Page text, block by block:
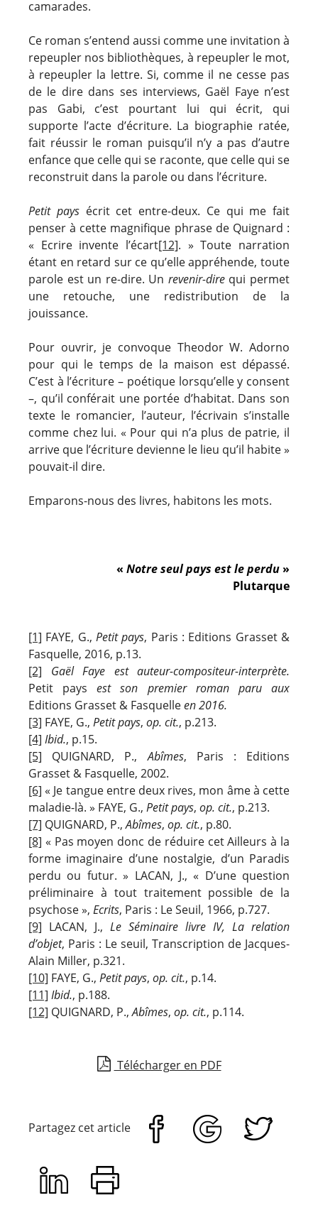
camarades.
Ce roman s’entend aussi comme une invitation à
repeupler nos bibliothèques, à repeupler le mot,
à repeupler la lettre. Si, comme il ne cesse pas
de le dire dans ses interviews, Gaël Faye n’est
pas Gabi, c’est pourtant lui qui écrit, qui
supporte l’acte d’écriture. La biographie ratée,
fait réussir le roman puisqu’il n’y a pas d’autre
enfance que celle qui se raconte, que celle qui se
reconstruit dans la parole ou dans l’écriture.
Petit paysécrit cet entre-deux. Ce qui me fait
penser à cette magnifique phrase de Quignard :
« Ecrire invente l’écart[12]. » Toute narration
étant en retard sur ce qu’elle appréhende, toute
parole est un re-dire. Un revenir-direqui permet
une retouche, une redistribution de la
jouissance.
Pour ouvrir, je convoque Theodor W. Adorno
pour qui le temps de la maison est dépassé.
C’est à l’écriture – poétique lorsqu’elle y consent
–, qu’il conférait une portée d’habitat. Dans son
texte le romancier, l’auteur, l’écrivain s’installe
comme chez lui. « Pour qui n’a plus de patrie, il
arrive que l’écriture devienne le lieu qu’il habite »
pouvait-il dire.
Emparons-nous des livres, habitons les mots.
« Notre seul pays est le perdu »
Plutarque
[1] FAYE, G., Petit pays, Paris : Editions Grasset &
Fasquelle, 2016, p.13.
[2]
Gaël Faye est auteur-compositeur-interprète.
Petit pays est son premier roman paru aux
Editions Grasset & Fasquelleen 2016.
[3] FAYE, G., Petit pays, op. cit., p.213.
[4] Ibid., p.15.
[5] QUIGNARD, P.,Abîmes, Paris : Editions
Grasset & Fasquelle, 2002.
[6] « Je tangue entre deux rives, mon âme à cette
maladie-là. » FAYE, G., Petit pays, op. cit., p.213.
[7] QUIGNARD, P.,Abîmes, op. cit., p.80.
[8] « Pas moyen donc de réduire cet Ailleurs à la
forme imaginaire d’une nostalgie, d’un Paradis
perdu ou futur. » LACAN, J., « D’une question
préliminaire à tout traitement possible de la
psychose », Ecrits, Paris : Le Seuil, 1966, p.727.
[9] LACAN, J., Le Séminaire livre IV, La relation
d’objet, Paris : Le seuil, Transcription de Jacques-
Alain Miller, p.321.
[10] FAYE, G., Petit pays, op. cit., p.14.
[11] Ibid., p.188.
[12] QUIGNARD, P.,Abîmes, op. cit., p.114.
Télécharger en PDF
Partagez cet article